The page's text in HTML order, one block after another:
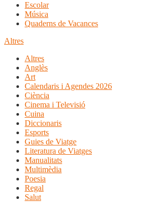
Escolar
Música
Quaderns de Vacances
Altres
Altres
Anglès
Art
Calendaris i Agendes 2026
Ciència
Cinema i Televisió
Cuina
Diccionaris
Esports
Guies de Viatge
Literatura de Viatges
Manualitats
Multimèdia
Poesia
Regal
Salut